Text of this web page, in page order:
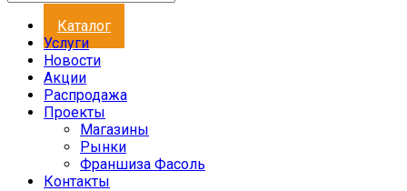
Каталог
Услуги
Новости
Акции
Распродажа
Проекты
Магазины
Рынки
Франшиза Фасоль
Контакты